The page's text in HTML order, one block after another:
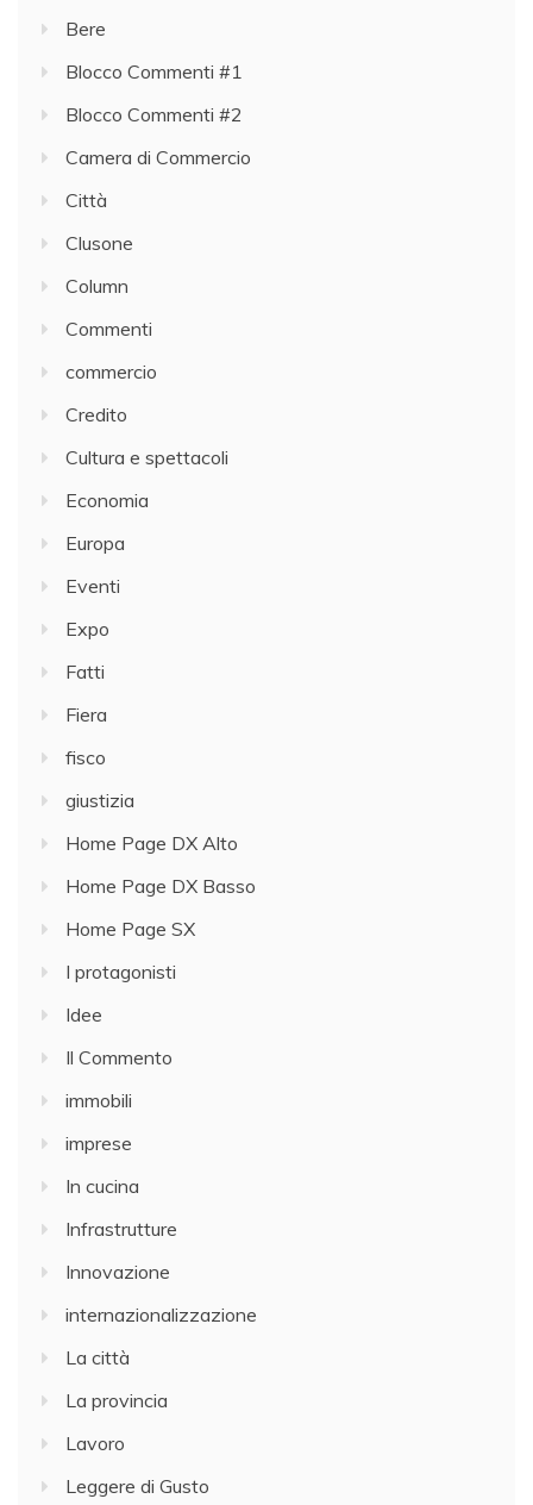
Bere
Blocco Commenti #1
Blocco Commenti #2
Camera di Commercio
Città
Clusone
Column
Commenti
commercio
Credito
Cultura e spettacoli
Economia
Europa
Eventi
Expo
Fatti
Fiera
fisco
giustizia
Home Page DX Alto
Home Page DX Basso
Home Page SX
I protagonisti
Idee
Il Commento
immobili
imprese
In cucina
Infrastrutture
Innovazione
internazionalizzazione
La città
La provincia
Lavoro
Leggere di Gusto